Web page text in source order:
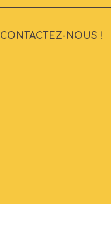
CONTACTEZ-NOUS !